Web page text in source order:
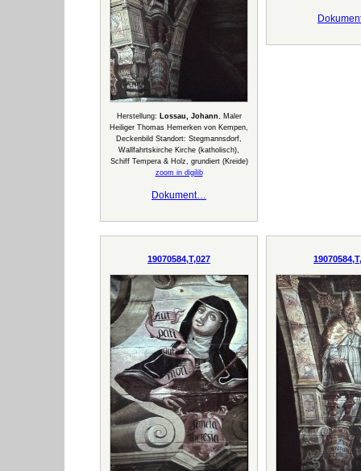
Herstellung: Lossau, Johann , Maler
Heiliger Thomas Hemerken von Kempen,
Deckenbild Standort: Stegmannsdorf,
Wallfahrtskirche Kirche (katholisch),
Schiff Tempera & Holz, grundiert (Kreide)
zoom in digilib
Dokument…
19070584,T,027